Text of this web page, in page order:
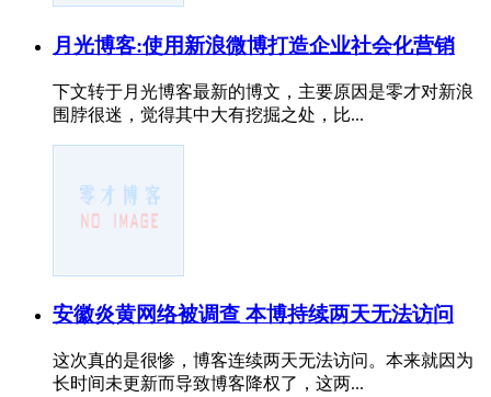
月光博客:使用新浪微博打造企业社会化营销
下文转于月光博客最新的博文，主要原因是零才对新浪
围脖很迷，觉得其中大有挖掘之处，比...
安徽炎黄网络被调查 本博持续两天无法访问
这次真的是很惨，博客连续两天无法访问。本来就因为
长时间未更新而导致博客降权了，这两...